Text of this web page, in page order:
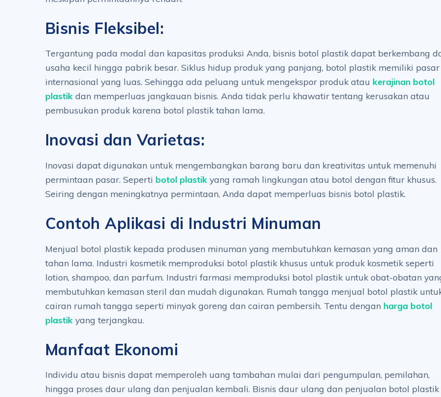
Bisnis Fleksibel:
Tergantung pada modal dan kapasitas produksi Anda, bisnis botol plastik dapat berkembang
usaha kecil hingga pabrik besar. Siklus hidup produk yang panjang, botol plastik memiliki pasar
internasional yang luas. Sehingga ada peluang untuk mengekspor produk atau kerajinan botol
plastik dan memperluas jangkauan bisnis. Anda tidak perlu khawatir tentang kerusakan atau
pembusukan produk karena botol plastik tahan lama.
Inovasi dan Varietas:
Inovasi dapat digunakan untuk mengembangkan barang baru dan kreativitas untuk memenuhi
permintaan pasar. Seperti botol plastik yang ramah lingkungan atau botol dengan fitur khusus.
Seiring dengan meningkatnya permintaan, Anda dapat memperluas bisnis botol plastik.
Contoh Aplikasi di Industri Minuman
Menjual botol plastik kepada produsen minuman yang membutuhkan kemasan yang aman dan
tahan lama. Industri kosmetik memproduksi botol plastik khusus untuk produk kosmetik seperti
lotion, shampoo, dan parfum. Industri farmasi memproduksi botol plastik untuk obat-obatan
membutuhkan kemasan steril dan mudah digunakan. Rumah tangga menjual botol plastik
cairan rumah tangga seperti minyak goreng dan cairan pembersih. Tentu dengan harga botol
plastik yang terjangkau.
Manfaat Ekonomi
Individu atau bisnis dapat memperoleh uang tambahan mulai dari pengumpulan, pemilahan,
hingga proses daur ulang dan penjualan kembali. Bisnis daur ulang dan penjualan botol plastik